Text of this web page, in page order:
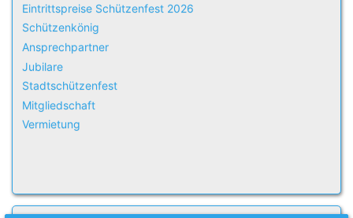
Eintrittspreise Schützenfest 2026
Schützenkönig
Ansprechpartner
Jubilare
Stadtschützenfest
Mitgliedschaft
Vermietung